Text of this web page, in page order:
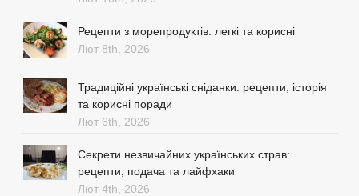
Рецепти з морепродуктів: легкі та корисні
Лют 8th, 2026
Традиційні українські сніданки: рецепти, історія
та корисні поради
Лют 6th, 2026
Секрети незвичайних українських страв:
рецепти, подача та лайфхаки
Лют 4th, 2026